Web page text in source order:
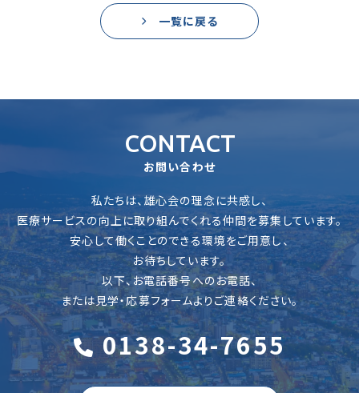
一覧に戻る
CONTACT
お問い合わせ
私たちは、雄心会の理念に共感し、
医療サービスの向上に取り組んでくれる仲間を募集しています。
安心して働くことのできる環境をご用意し、
お待ちしています。
以下、お電話番号へのお電話、
または見学・応募フォームよりご連絡ください。
0138-34-7655